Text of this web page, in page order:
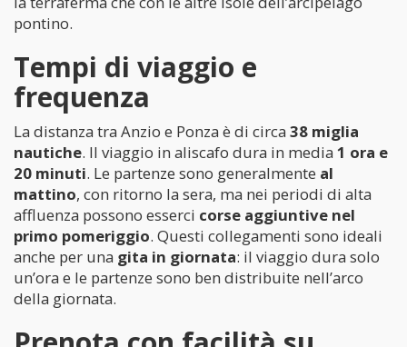
pontino.
Tempi di viaggio e
frequenza
La distanza tra Anzio e Ponza è di circa 38 miglia
nautiche. Il viaggio in aliscafo dura in media 1 ora e
20 minuti. Le partenze sono generalmente al
mattino, con ritorno la sera, ma nei periodi di alta
affluenza possono esserci corse aggiuntive nel
primo pomeriggio. Questi collegamenti sono ideali
anche per una gita in giornata: il viaggio dura solo
un’ora e le partenze sono ben distribuite nell’arco
della giornata.